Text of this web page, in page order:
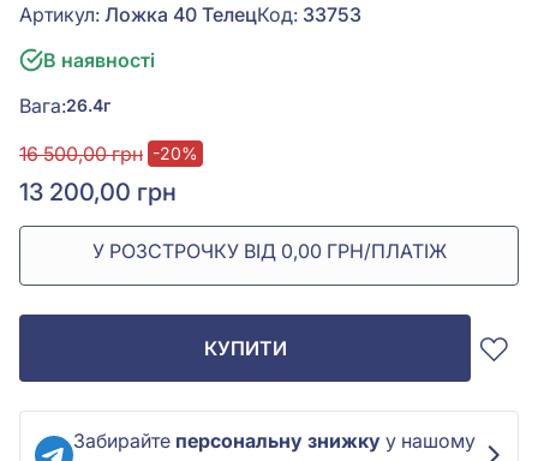
Артикул: Ложка 40 ТелецКод: 33753
В наявності
Вага:26.4г
16 500,00 грн -20%
13 200,00 грн
У РОЗСТРОЧКУ ВІД 0,00 ГРН/ПЛАТІЖ
КУПИТИ
Забирайте персональну знижку у нашому